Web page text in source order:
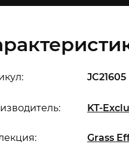
JC21605
KT-
Grass